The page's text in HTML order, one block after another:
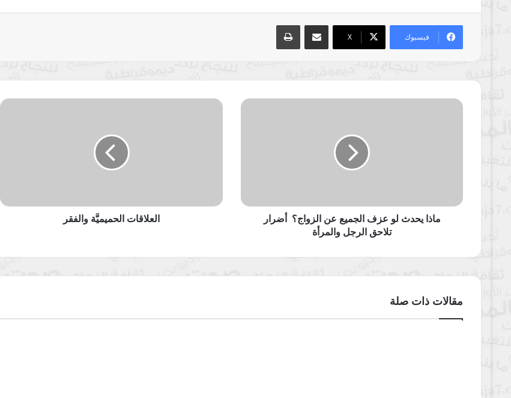
فيسبوك ‫X
مشاركة عبر البريد طباعة
ماذا
تلاحق
ماذا يحدث لو عزف الجميع عن الزواج؟ أضرار
تلاحق الرجل والمرأة
العلاقات
العلاقات الحميميَّة والفقر
مقالات ذات صلة